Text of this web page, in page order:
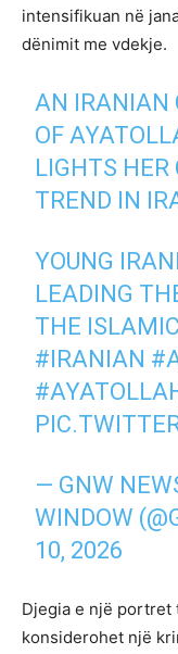
intensifikuan në
dënimit me vdekje.
AN IRANIAN
OF
LIGHTS HER
TREND IN
YOUNG
LEADING
THE
#IRANIAN
— GNW
WINDOW
10, 2026
Djegia e një portret
konsiderohet një